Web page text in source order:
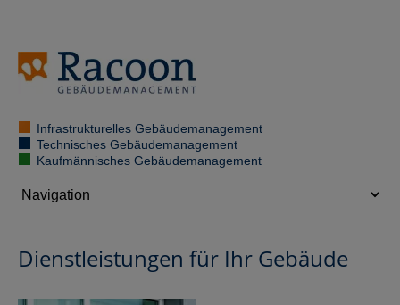
Infrastrukturelles Gebäudemanagement
Technisches Gebäudemanagement
Kaufmännisches Gebäudemanagement
Dienstleistungen für Ihr Gebäude